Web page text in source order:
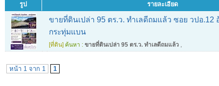
รูป รายละเอียด
ขายที่ดินเปล่า 95 ตร.ว. ทำเลดีถมแล้ว ซอย วปอ.12
กระทุ่มแบน
[ที่ดิน] ค้นหา : ขายที่ดินเปล่า 95 ตร.ว. ทำเลดีถมแล้ว ,
หน้า 1 จาก 1 1